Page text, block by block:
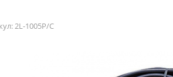
2L-1005P/C